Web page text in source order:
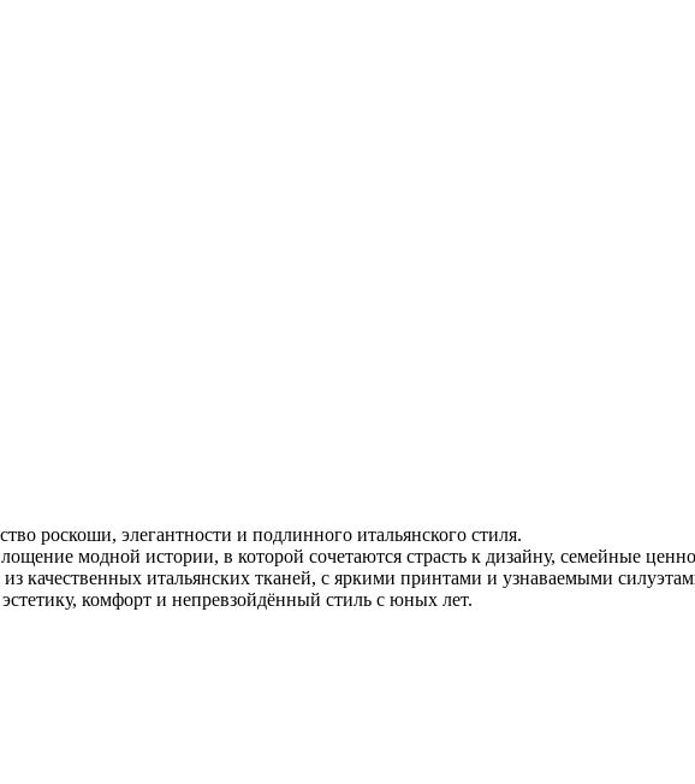
роскоши, элегантности и подлинного итальянского стиля.
модной истории, в которой сочетаются страсть к дизайну, семейные
качественных итальянских тканей, с яркими принтами и узнаваемыми
комфорт и непревзойдённый стиль с юных лет.